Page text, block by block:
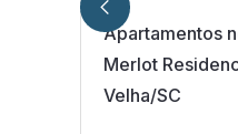
Apartamentos
Merlot
Velha/SC